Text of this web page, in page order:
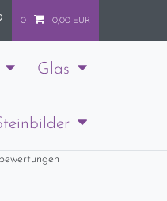
0 0,00 EUR
Glas